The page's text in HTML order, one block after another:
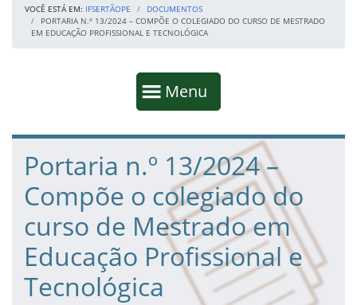
VOCÊ ESTÁ EM: IFSERTÃOPE
DOCUMENTOS
PORTARIA N.º 13/2024 – COMPÕE O COLEGIADO DO CURSO DE MESTRADO
EM EDUCAÇÃO PROFISSIONAL E TECNOLÓGICA
Mostrar
Menu
Fim da navegação
Início do conteúdo
Portaria n.º 13/2024 –
Compõe o colegiado do
curso de Mestrado em
Educação Profissional e
Tecnológica